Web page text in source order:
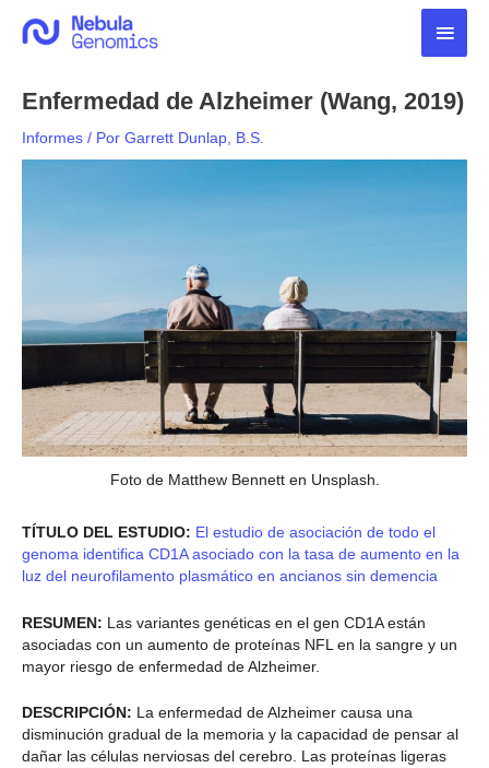
Enfermedad de Alzheimer (Wang, 2019)
Informes / Por Garrett Dunlap, B.S.
Foto de Matthew Bennett en Unsplash.
TÍTULO DEL ESTUDIO: El estudio de asociación de todo el
genoma identifica CD1A asociado con la tasa de aumento en la
luz del neurofilamento plasmático en ancianos sin demencia
RESUMEN: Las variantes genéticas en el gen CD1A están
asociadas con un aumento de proteínas NFL en la sangre y un
mayor riesgo de enfermedad de Alzheimer.
DESCRIPCIÓN: La enfermedad de Alzheimer causa una
disminución gradual de la memoria y la capacidad de pensar al
dañar las células nerviosas del cerebro. Las proteínas ligeras